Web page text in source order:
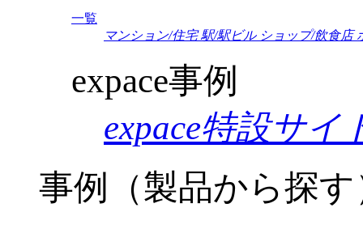
一覧
マンション/住宅 駅/駅ビル ショップ/飲食店
expace事例
expace特設サイ
事例（製品から探す